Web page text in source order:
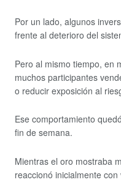
Por un lado, algunos
frente al deterioro del
Pero al mismo tiempo, en
muchos participantes
o reducir exposición al
Ese comportamiento
fin de semana.
Mientras el oro mostraba
reaccionó inicialmente